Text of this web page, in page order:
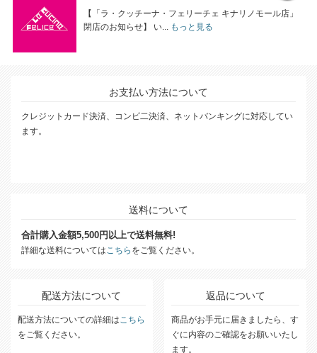
【「ラ・クッチーナ・フェリーチェ キナリノモール店」
閉店のお知らせ】 い...もっと見る
お支払い方法について
クレジットカード決済、コンビ二決済、ネットバンキングに対応してい
ます。
送料について
配送方法について 返品について
商品がお手元に届きましたら、す